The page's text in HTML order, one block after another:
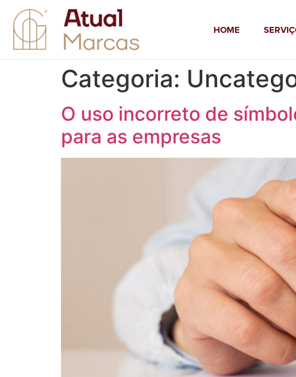
HOME
Categoria:
O uso incorreto de
para as empresas